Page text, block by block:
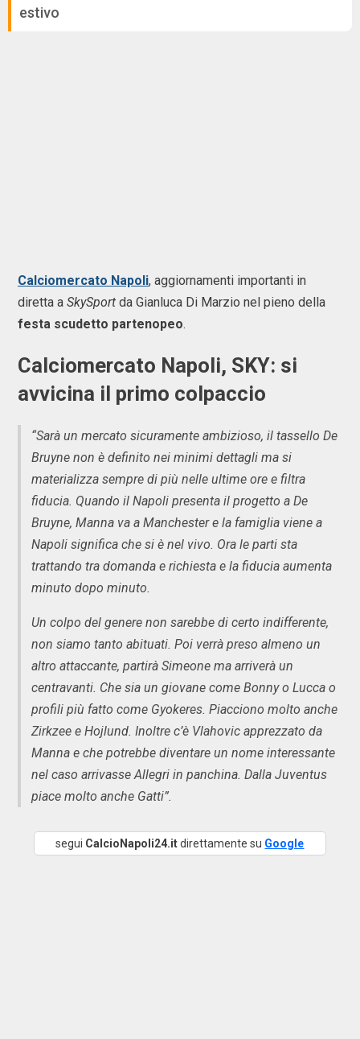
estivo
Calciomercato Napoli, aggiornamenti importanti in
diretta a SkySport da Gianluca Di Marzio nel pieno della
festa scudetto partenopeo.
Calciomercato Napoli, SKY: si
avvicina il primo colpaccio
“Sarà un mercato sicuramente ambizioso, il tassello De
Bruyne non è definito nei minimi dettagli ma si
materializza sempre di più nelle ultime ore e filtra
fiducia. Quando il Napoli presenta il progetto a De
Bruyne, Manna va a Manchester e la famiglia viene a
Napoli significa che si è nel vivo. Ora le parti sta
trattando tra domanda e richiesta e la fiducia aumenta
minuto dopo minuto.
Un colpo del genere non sarebbe di certo indifferente,
non siamo tanto abituati. Poi verrà preso almeno un
altro attaccante, partirà Simeone ma arriverà un
centravanti. Che sia un giovane come Bonny o Lucca o
profili più fatto come Gyokeres. Piacciono molto anche
Zirkzee e Hojlund. Inoltre c’è Vlahovic apprezzato da
Manna e che potrebbe diventare un nome interessante
nel caso arrivasse Allegri in panchina. Dalla Juventus
piace molto anche Gatti”.
segui CalcioNapoli24.itdirettamente su Google